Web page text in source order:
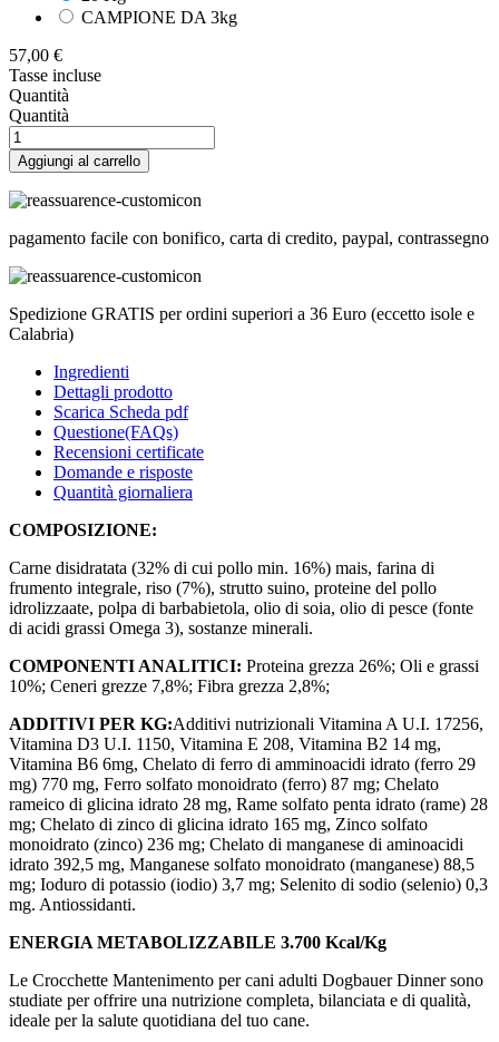
CAMPIONE DA 3kg
57,00 €
Tasse incluse
Quantità
Quantità
Aggiungi al carrello
pagamento facile con bonifico, carta di credito, paypal, contrassegno
Spedizione GRATIS per ordini superiori a 36 Euro (eccetto isole e
Calabria)
Ingredienti
Dettagli prodotto
Scarica Scheda pdf
Questione(FAQs)
Recensioni certificate
Domande e risposte
Quantità giornaliera
COMPOSIZIONE:
Carne disidratata (32% di cui pollo min. 16%) mais, farina di
frumento integrale, riso (7%), strutto suino, proteine del pollo
idrolizzaate, polpa di barbabietola, olio di soia, olio di pesce (fonte
di acidi grassi Omega 3), sostanze minerali.
COMPONENTI ANALITICI: Proteina grezza 26%; Oli e grassi
10%; Ceneri grezze 7,8%; Fibra grezza 2,8%;
ADDITIVI PER KG:Additivi nutrizionali Vitamina A U.I. 17256,
Vitamina D3 U.I. 1150, Vitamina E 208, Vitamina B2 14 mg,
Vitamina B6 6mg, Chelato di ferro di amminoacidi idrato (ferro 29
mg) 770 mg, Ferro solfato monoidrato (ferro) 87 mg; Chelato
rameico di glicina idrato 28 mg, Rame solfato penta idrato (rame) 28
mg; Chelato di zinco di glicina idrato 165 mg, Zinco solfato
monoidrato (zinco) 236 mg; Chelato di manganese di aminoacidi
idrato 392,5 mg, Manganese solfato monoidrato (manganese) 88,5
mg; Ioduro di potassio (iodio) 3,7 mg; Selenito di sodio (selenio) 0,3
mg. Antiossidanti.
ENERGIA METABOLIZZABILE 3.700 Kcal/Kg
Le Crocchette Mantenimento per cani adulti Dogbauer Dinner sono
studiate per offrire una nutrizione completa, bilanciata e di qualità,
ideale per la salute quotidiana del tuo cane.